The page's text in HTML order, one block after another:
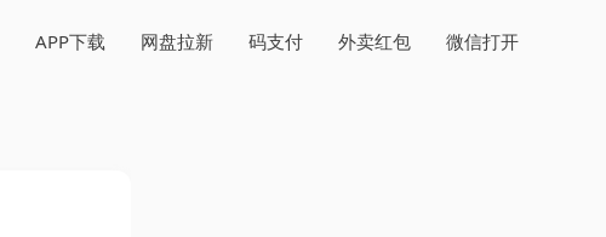
APP下载 网盘拉新 码支付 外卖红包 微信打开